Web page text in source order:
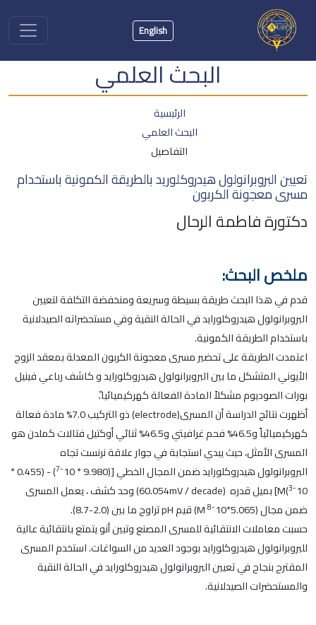
English
البحث العلمي
الرئيسية
البحث العلمي
التفاصيل
تعيين البروبرانولول هيدروكلوريد بالطريقة الكمونية باستخدام
مسرى معجونة الكربون
دكتورة فاطمة الرحال
ملخص البحث:
قدم في هذا البحث طريقة بسيطة وسريعة ومنخفضة التكلفة لتعيين
البروبرانولول هيدروكلورايد في الحالة النقية وفي مستحضراته الصيدلانية
باستخدام الطريقة الكمونية.
اعتمدت الطريقة على تحضير مسرى معجونة الكربون المعدلة بمعقد الزوج
الأيوني المتشكل ما بين البروبرانولول هيدروكلورايد و كاشف رباعي فينيل
بورات الصوديوم مشكلاً المادة الفعالة كهركيميائيا.ً
أظهرت نتائج الدراسة أن المسرى(electrode) ذو التركيب 7.0% مادة فعالة
كهركيميائياً و46.5% فحم غرافيتي و46.5% ثنائي أوكتيل فتالات كملدن هو
المسرى الأمثل، حيث يبدي استجابة في جوار علاقة نرنست تجاه
البروبرانولول هيدروكلورايد ضمن المجال الخطي [(9.980 * 10
-7
) - (0.455 *
10
-3
)M] بميل قدره (60.054mV / decade) وحد كشف ، يعمل المسرى
ضمن مجال (5.065*10
-8
حسبت معاملات الانتقائية للمسرى المصنع وتبين أنو يتمتع بانتقائية عالية
للبروبرانولول هيدروكلورايد بوجود العديد من السواغات. استخدم المسرى
المقترح بنجاح في تعيين البروبرانولول هيدروكلورايد في الحالة النقية
والمستحضرات الصيدلانية.